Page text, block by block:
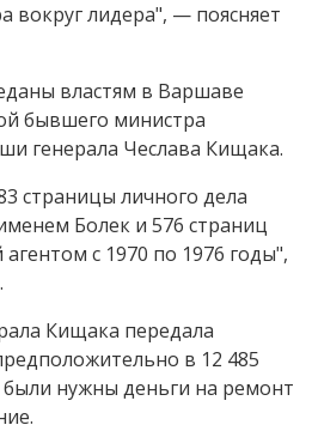
вокруг лидера", — поясняет
властям в Варшаве
бывшего министра
генерала Чеслава Кищака.
страницы личного дела
Болек и 576 страниц
с 1970 по 1976 годы",
Кищака передала
в 12 485
были нужны деньги на ремонт